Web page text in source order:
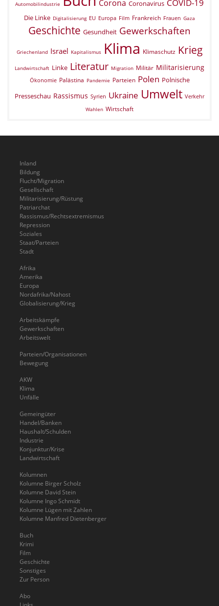
Automobilindustrie Corona Coronavirus COVID-19
Die Linke Digitalisierung EU Europa Film Frankreich Frauen Gaza
Geschichte Gesundheit Gewerkschaften
Griechenland Israel Kapitalismus Klima Klimaschutz Krieg
Landwirtschaft Linke Literatur Migration Militär Militarisierung
Ökonomie Palästina Pandemie Parteien Polen Polnische
Presseschau Rassismus Syrien Ukraine Umwelt Verkehr
Wahlen Wirtschaft
Inland
Bildung
Flucht/Migration
Gesellschaft
Militarisierung/Rüstung
Patriarchat
Rassismus/Rechtsextremismus
Repression
Soziales
Staat/Parteien
Stadt
Afrika
Amerika
Europa
Nordafrika/Nahost
Globalisierung/Krieg
Arbeitskämpfe
Gewerkschaften
Arbeitswelt
Parteien/Organisationen
Bewegung
AKW
Klima
Unfälle
Gemeingüter
Handel/Banken
Haushalt/Schulden
Industrie
Konjunktur/Krise
Landwirtschaft
Kolumnen
Kolumne Birger Scholz
Kolumne David Stein
Kolumne Ingo Schmidt
Kolumne Lügen mit Zahlen
Kolumne Manfred Dietenberger
Buch
Krimi
Film
Geschichte
Sonstiges
Zur Person
Abo